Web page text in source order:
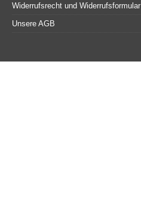
Widerrufsrecht und Widerrufsformular
Unsere AGB